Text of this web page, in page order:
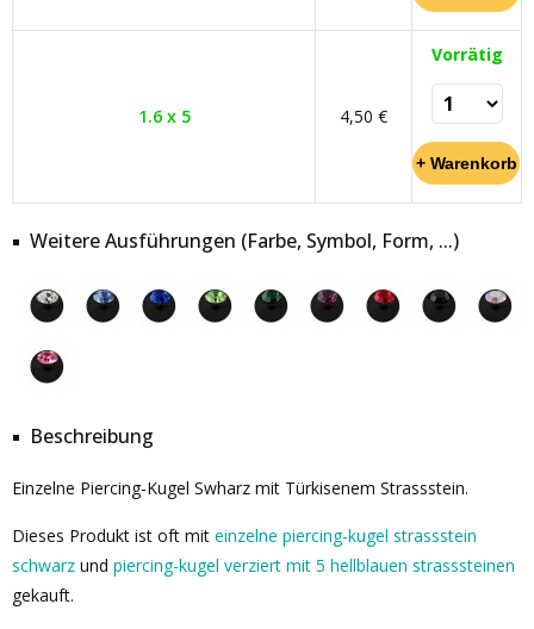
1.6 x 5 4,50 €
Vorrätig
Weitere Ausführungen (Farbe, Symbol, Form, ...)
Beschreibung
Einzelne Piercing-Kugel Swharz mit Türkisenem Strassstein.
Dieses Produkt ist oft mit einzelne piercing-kugel strassstein
schwarz und piercing-kugel verziert mit 5 hellblauen strasssteinen
gekauft.